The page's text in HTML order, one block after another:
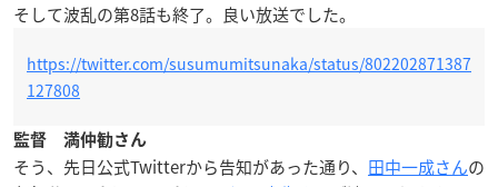
そして波乱の第8話も終了。良い放送でした。
https://twitter.com/susumumitsunaka/status/802202871387
127808
監督 満仲勧さん
そう、先日公式Twitterから告知があった通り、 田中一成さんの